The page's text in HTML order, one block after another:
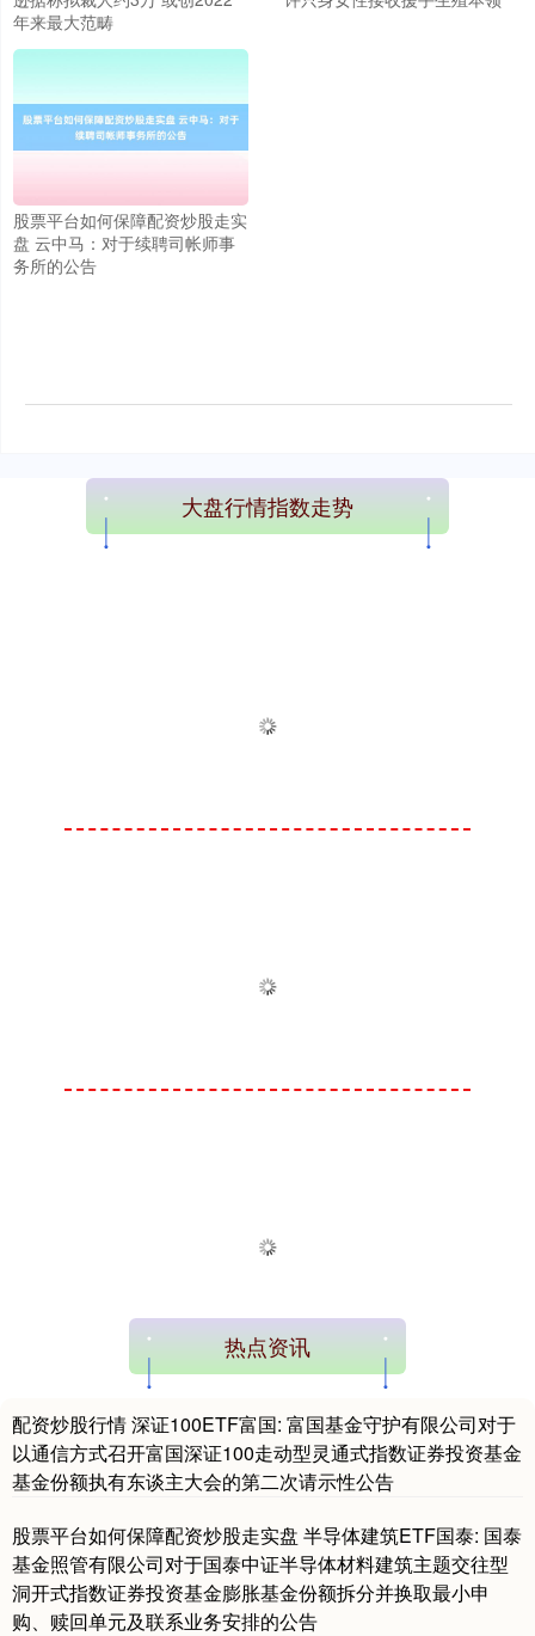
年来最大范畴
股票平台如何保障配资炒股走实
盘 云中马：对于续聘司帐师事
务所的公告
大盘行情指数走势
热点资讯
配资炒股行情 深证100ETF富国: 富国基金守护有限公司对于
以通信方式召开富国深证100走动型灵通式指数证券投资基金
基金份额执有东谈主大会的第二次请示性公告
股票平台如何保障配资炒股走实盘 半导体建筑ETF国泰: 国泰
基金照管有限公司对于国泰中证半导体材料建筑主题交往型
洞开式指数证券投资基金膨胀基金份额拆分并换取最小申
购、赎回单元及联系业务安排的公告